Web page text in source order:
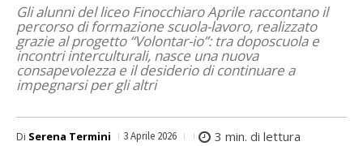
Gli alunni del liceo Finocchiaro Aprile raccontano il
percorso di formazione scuola-lavoro, realizzato
grazie al progetto “Volontar-io”: tra doposcuola e
incontri interculturali, nasce una nuova
consapevolezza e il desiderio di continuare a
impegnarsi per gli altri
Di Serena Termini 3 Aprile 2026 3 min. di lettura